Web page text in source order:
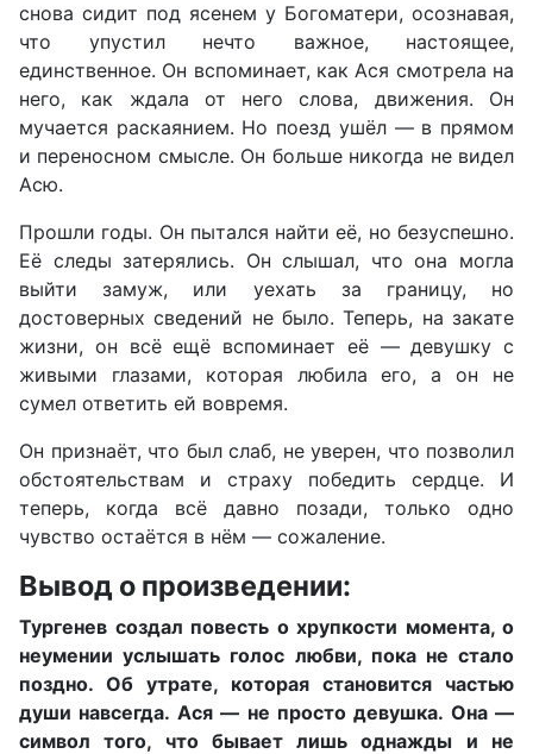
снова сидит под ясенем у Богоматери, осознавая,
что упустил нечто важное, настоящее,
единственное. Он вспоминает, как Ася смотрела на
него, как ждала от него слова, движения. Он
мучается раскаянием. Но поезд ушёл — в прямом
и переносном смысле. Он больше никогда не видел
Асю.
Прошли годы. Он пытался найти её, но безуспешно.
Её следы затерялись. Он слышал, что она могла
выйти замуж, или уехать за границу, но
достоверных сведений не было. Теперь, на закате
жизни, он всё ещё вспоминает её — девушку с
живыми глазами, которая любила его, а он не
сумел ответить ей вовремя.
Он признаёт, что был слаб, не уверен, что позволил
обстоятельствам и страху победить сердце. И
теперь, когда всё давно позади, только одно
чувство остаётся в нём — сожаление.
Вывод о произведении:
Тургенев создал повесть о хрупкости момента, о
неумении услышать голос любви, пока не стало
поздно. Об утрате, которая становится частью
души навсегда. Ася — не просто девушка. Она —
символ того, что бывает лишь однажды и не